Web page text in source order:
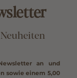
an und
sowie einem 5,00